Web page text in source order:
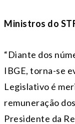
Ministros do
“Diante dos
IBGE, torna-se
Legislativo é
remuneração
Presidente da